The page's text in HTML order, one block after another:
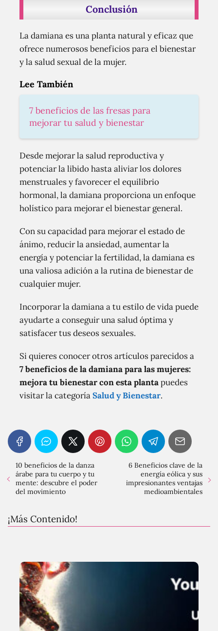
Conclusión
La damiana es una planta natural y eficaz que
ofrece numerosos beneficios para el bienestar
y la salud sexual de la mujer.
Lee También
7 beneficios de las fresas para
mejorar tu salud y bienestar
Desde mejorar la salud reproductiva y
potenciar la libido hasta aliviar los dolores
menstruales y favorecer el equilibrio
hormonal, la damiana proporciona un enfoque
holístico para mejorar el bienestar general.
Con su capacidad para mejorar el estado de
ánimo, reducir la ansiedad, aumentar la
energía y potenciar la fertilidad, la damiana es
una valiosa adición a la rutina de bienestar de
cualquier mujer.
Incorporar la damiana a tu estilo de vida puede
ayudarte a conseguir una salud óptima y
satisfacer tus deseos sexuales.
Si quieres conocer otros artículos parecidos a
7 beneficios de la damiana para las mujeres:
mejora tu bienestar con esta plantapuedes
visitar la categoríaSalud y Bienestar.
10 beneficios de la danza
árabe para tu cuerpo y tu
mente: descubre el poder
del movimiento
6 Beneficios clave de la
energía eólica y sus
impresionantes ventajas
medioambientales
¡Más Contenido!